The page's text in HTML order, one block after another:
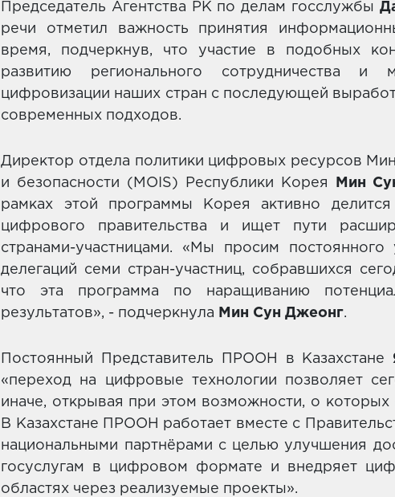
Председатель Агентства РК по делам госслужбы
речи отметил важность принятия
время, подчеркнув, что участие в подобных
развитию регионального сотрудничества и
цифровизации наших стран с последующей
современных подходов.
Директор отдела политики цифровых ресурсов
и безопасности (MOIS) Республики Корея
Мин
рамках этой программы Корея активно
цифрового правительства и ищет пути
странами-участницами. «Мы просим
делегаций семи стран-участниц, собравшихся
что эта программа по наращиванию
результатов», - подчеркнула
Мин Сун Джеонг.
Постоянный Представитель ПРООН в Казахстане
«переход на цифровые технологии позволяет
иначе, открывая при этом возможности, о
В Казахстане ПРООН работает вместе с
национальными партнёрами с целью улучшения
госуслугам в цифровом формате и внедряет
областях через реализуемые проекты».